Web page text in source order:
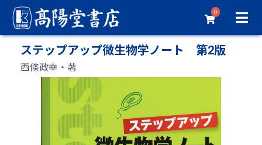
0
ステップアップ微生物学ノート 第2版
西條政幸・著